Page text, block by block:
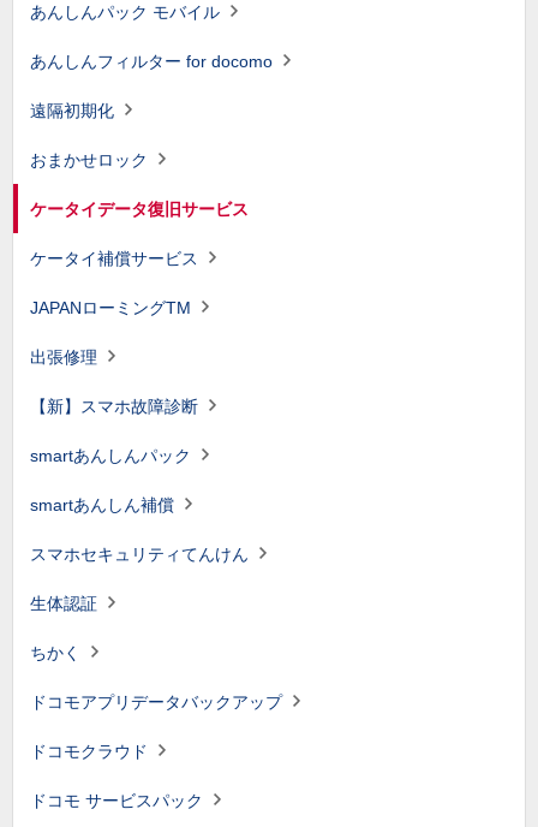
あんしんパック モバイル
あんしんフィルター for docomo
遠隔初期化
おまかせロック
ケータイデータ復旧サービス
ケータイ補償サービス
JAPANローミングTM
出張修理
【新】スマホ故障診断
smartあんしんパック
smartあんしん補償
スマホセキュリティてんけん
生体認証
ちかく
ドコモアプリデータバックアップ
ドコモクラウド
ドコモ サービスパック